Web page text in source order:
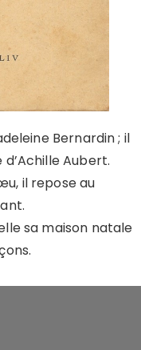
Bernardin ; il
Aubert.
il repose au
sa maison natale